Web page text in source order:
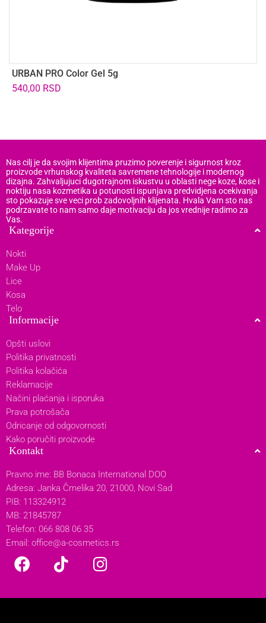
URBAN PRO Color Gel 5g
540,00 RSD
Nas cilj je da svojim klijentima pruzimo poverenje i sigurnost kroz
proizvode vrhunskog kvaliteta savremene tehnologije i modernog
dizajna. Zahvaljujuci dugotrajnom iskustvu u oblasti nege koze, kose i
noktiju nasa kozmetika u potunosti ispunjava predvidjena ocekivanja
sto pokazuje sve veci prob zadovoljnih klijenata. Hvala Vam sto nas
podrzavate to nam samo daje motivaciju da jos vrednije radimo za
Vas.
Kategorije
Nokti
Make Up
Lice
Kosa
Telo
Informacije
Opšti uslovi
Politika privatnosti
Politika kolačića
Reklamacije
Načini plaćanja i isporuka
Prava potrošača
Odricanje od odgovornosti
Kako poručiti proizvode
Kontakt
Pravno ime: BB Bonaca International DOO
Adresa: Janka Čmelika 20, 21000, Novi Sad
PIB: 113324912
MB: 21845787
Telefon: 066 808 06 35
Email: office@a-cosmetics.rs